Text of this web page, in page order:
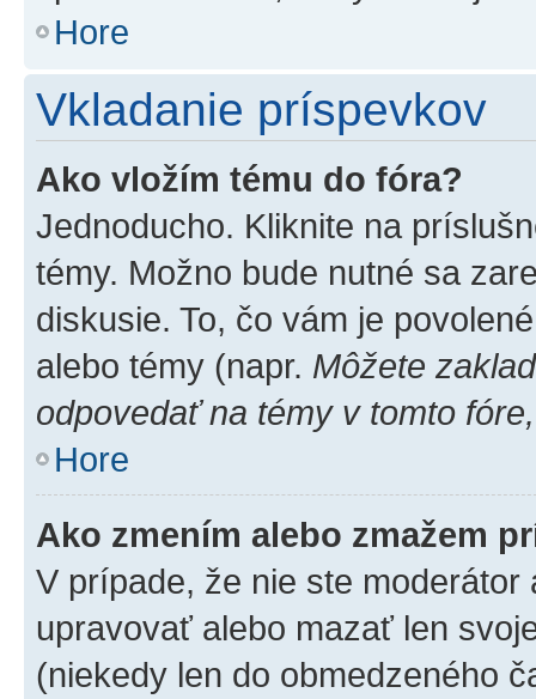
Hore
Vkladanie príspevkov
Ako vložím tému do fóra?
Jednoducho. Kliknite na
témy. Možno bude nutné sa
diskusie. To, čo vám je
alebo témy (napr. Môžete
odpovedať na témy v tomto
Hore
Ako zmením alebo zmažem
V prípade, že nie ste
upravovať alebo mazať len
(niekedy len do obmedzeného